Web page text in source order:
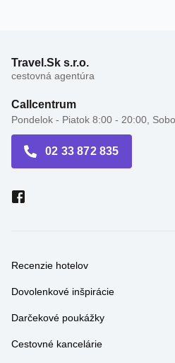
Callcentrum
02 33 872 835
Dovolenkové inšpirácie
Darčekové poukážky
Cestovné kancelárie
Travel správy